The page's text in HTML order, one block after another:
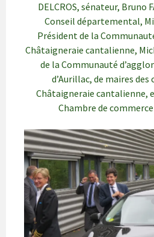
DELCROS, sénateur, Bruno
Conseil départemental,
Président de la
Châtaigneraie cantalienne,
de la Communauté
d’Aurillac, de maires des
Châtaigneraie cantalienne,
Chambre de